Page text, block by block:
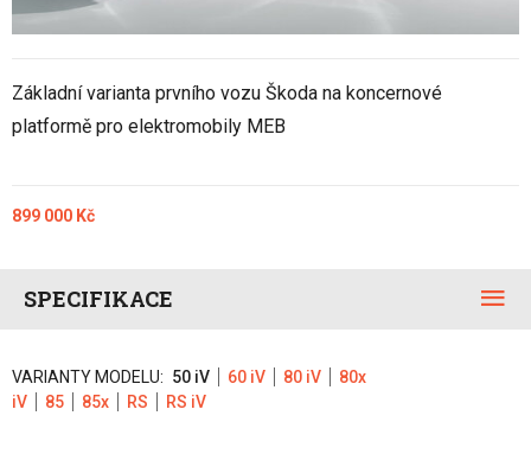
Základní varianta prvního vozu Škoda na koncernové
platformě pro elektromobily MEB
899 000 Kč
SPECIFIKACE
VARIANTY MODELU: 50 iV 60 iV 80 iV
80x
iV
85 85x RS RS iV